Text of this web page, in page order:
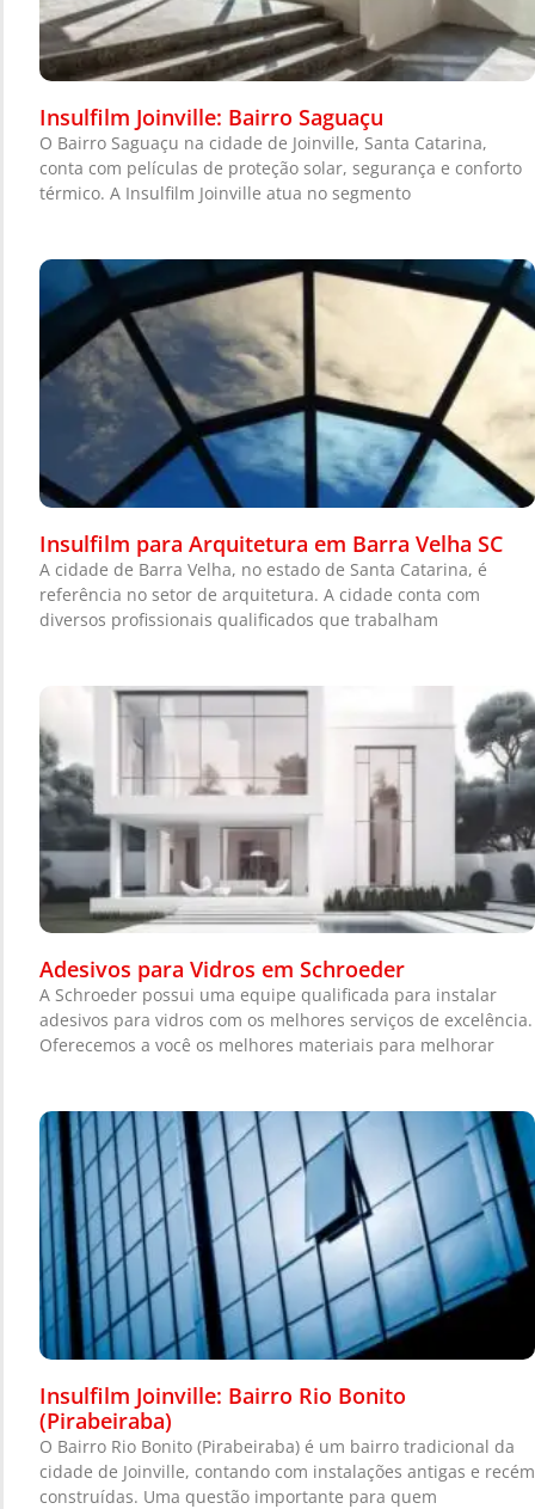
Insulfilm Joinville: Bairro Saguaçu
O Bairro Saguaçu na cidade de Joinville, Santa Catarina,
conta com películas de proteção solar, segurança e conforto
térmico. A Insulfilm Joinville atua no segmento
Insulfilm para Arquitetura em Barra Velha SC
A cidade de Barra Velha, no estado de Santa Catarina, é
referência no setor de arquitetura. A cidade conta com
diversos profissionais qualificados que trabalham
Adesivos para Vidros em Schroeder
A Schroeder possui uma equipe qualificada para instalar
adesivos para vidros com os melhores serviços de excelência.
Oferecemos a você os melhores materiais para melhorar
Insulfilm Joinville: Bairro Rio Bonito
(Pirabeiraba)
O Bairro Rio Bonito (Pirabeiraba) é um bairro tradicional da
cidade de Joinville, contando com instalações antigas e recém
construídas. Uma questão importante para quem